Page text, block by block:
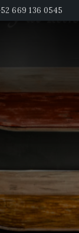
669 136 0545